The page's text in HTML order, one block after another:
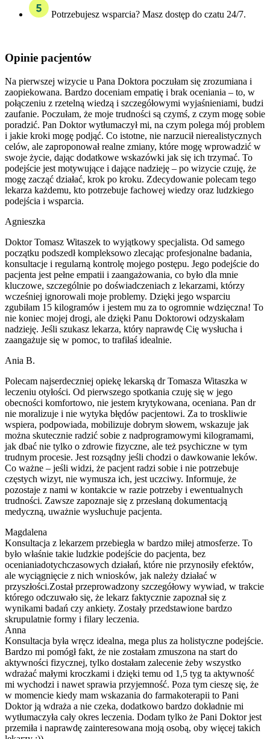
Potrzebujesz wsparcia? Masz dostęp do czatu 24/7.
Opinie pacjentów
Na pierwszej wizycie u Pana Doktora poczułam się zrozumiana i
zaopiekowana. Bardzo doceniam empatię i brak oceniania – to, w
połączeniu z rzetelną wiedzą i szczegółowymi wyjaśnieniami, budzi
zaufanie. Poczułam, że moje trudności są czymś, z czym mogę sobie
poradzić. Pan Doktor wytłumaczył mi, na czym polega mój problem
i jakie kroki mogę podjąć. Co istotne, nie narzucił nierealistycznych
celów, ale zaproponował realne zmiany, które mogę wprowadzić w
swoje życie, dając dodatkowe wskazówki jak się ich trzymać. To
podejście jest motywujące i dające nadzieję – po wizycie czuję, że
mogę zacząć działać, krok po kroku. Zdecydowanie polecam tego
lekarza każdemu, kto potrzebuje fachowej wiedzy oraz ludzkiego
podejścia i wsparcia.
Agnieszka
Doktor Tomasz Witaszek to wyjątkowy specjalista. Od samego
początku podszedł kompleksowo zlecając profesjonalne badania,
konsultacje i regularną kontrolę mojego postępu. Jego podejście do
pacjenta jest pełne empatii i zaangażowania, co było dla mnie
kluczowe, szczególnie po doświadczeniach z lekarzami, którzy
wcześniej ignorowali moje problemy. Dzięki jego wsparciu
zgubiłam 15 kilogramów i jestem mu za to ogromnie wdzięczna! To
nie koniec mojej drogi, ale dzięki Panu Doktorowi odzyskałam
nadzieję. Jeśli szukasz lekarza, który naprawdę Cię wysłucha i
zaangażuje się w pomoc, to trafiłaś idealnie.
Ania B.
Polecam najserdeczniej opiekę lekarską dr Tomasza Witaszka w
leczeniu otyłości. Od pierwszego spotkania czuję się w jego
obecności komfortowo, nie jestem krytykowana, oceniana. Pan dr
nie moralizuje i nie wytyka błędów pacjentowi. Za to troskliwie
wspiera, podpowiada, mobilizuje dobrym słowem, wskazuje jak
można skutecznie radzić sobie z nadprogramowymi kilogramami,
jak dbać nie tylko o zdrowie fizyczne, ale też psychiczne w tym
trudnym procesie. Jest rozsądny jeśli chodzi o dawkowanie leków.
Co ważne – jeśli widzi, że pacjent radzi sobie i nie potrzebuje
częstych wizyt, nie wymusza ich, jest uczciwy. Informuje, że
pozostaje z nami w kontakcie w razie potrzeby i ewentualnych
trudności. Zawsze zapoznaje się z przesłaną dokumentacją
medyczną, uważnie wysłuchuje pacjenta.
Magdalena
Konsultacja z lekarzem przebiegła w bardzo miłej atmosferze. To
było właśnie takie ludzkie podejście do pacjenta, bez
ocenianiadotychczasowych działań, które nie przynosiły efektów,
ale wyciągnięcie z nich wniosków, jak należy działać w
przyszłości.Został przeprowadzony szczegółowy wywiad, w trakcie
którego odczuwało się, że lekarz faktycznie zapoznał się z
wynikami badań czy ankiety. Zostały przedstawione bardzo
skrupulatnie formy i filary leczenia.
Anna
Konsultacja była wręcz idealna, mega plus za holistyczne podejście.
Bardzo mi pomógł fakt, że nie zostałam zmuszona na start do
aktywności fizycznej, tylko dostałam zalecenie żeby wszystko
wdrażać małymi kroczkami i dzięki temu od 1,5 tyg ta aktywność
mi wychodzi i nawet sprawia przyjemność. Poza tym cieszę się, że
w momencie kiedy mam wskazania do farmakoterapii to Pani
Doktor ją wdraża a nie czeka, dodatkowo bardzo dokładnie mi
wytłumaczyła cały okres leczenia. Dodam tylko że Pani Doktor jest
przemiła i naprawdę zainteresowana moją osobą, oby więcej takich